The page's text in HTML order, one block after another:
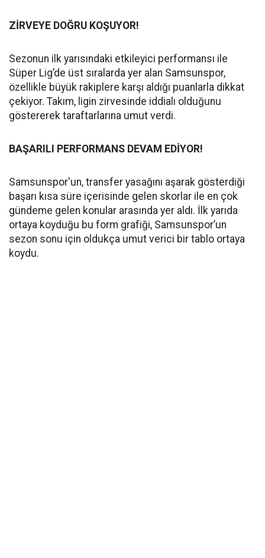
ZİRVEYE DOĞRU KOŞUYOR!
Sezonun ilk yarısındaki etkileyici performansı ile
Süper Lig’de üst sıralarda yer alan Samsunspor,
özellikle büyük rakiplere karşı aldığı puanlarla dikkat
çekiyor. Takım, ligin zirvesinde iddialı olduğunu
göstererek taraftarlarına umut verdi.
BAŞARILI PERFORMANS DEVAM EDİYOR!
Samsunspor'un, transfer yasağını aşarak gösterdiği
başarı kısa süre içerisinde gelen skorlar ile en çok
gündeme gelen konular arasında yer aldı. İlk yarıda
ortaya koyduğu bu form grafiği, Samsunspor’un
sezon sonu için oldukça umut verici bir tablo ortaya
koydu.